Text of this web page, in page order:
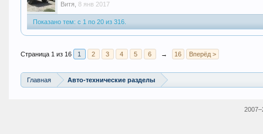
Витя 8 янв 2017
Показано тем: с 1 по 20 из 316.
Страница 1 из 16 1 2 3 4 5 6 → 16 Вперёд >
Главная Авто-технические разделы
2007–